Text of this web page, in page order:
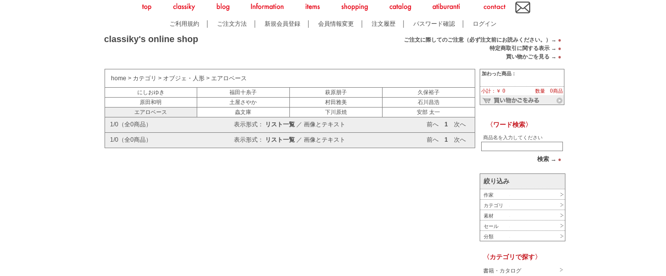
ご利用規約 ご注文方法 新規会員登録 会員情報変更 注文履歴 パスワード確認 ログイン
classiky's online shop ご注文に際してのご注意（必ず注文前にお読みください。）→ ●
特定商取引に関する表示 → ●
買い物かごを見る → ●
home > カテゴリ > オブジェ・人形> エアロベース
にしおゆき 福田十糸子 萩原朋子
久保裕子
原田和明
土屋さやか 村田雅美
石川昌浩
エアロベース
蟲文庫 下川原焼 安部 太一
1/0（全0商品） 表示形式： リスト一覧／ 画像とテキスト 前へ 1次へ
1/0（全0商品） 表示形式： リスト一覧／ 画像とテキスト 前へ 1次へ
加わった商品：
小計：￥ 0 数量 0商品
〈ワード検索〉
商品名を入力してください
検索 → ●
絞り込み
作家
カテゴリ
素材
セール
分類
〈カテゴリで探す〉
書籍・カタログ